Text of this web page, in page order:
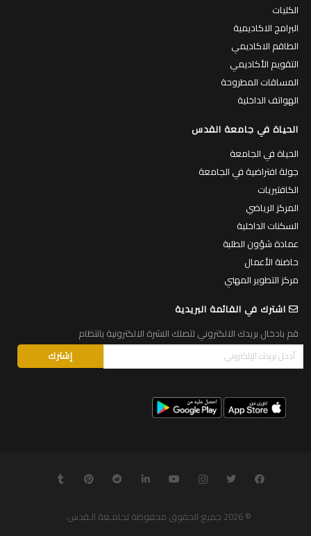
الكليات
البرامج الاكاديمية
الطاقم الاكاديمي
التقويم الأكاديمي
المساقات المطروحة
الهواتف الداخلية
الحياة في جامعة القدس
الحياة في الجامعة
جولة افتراضية في الجامعة
الكافتيريات
المركز الرياضي
السكنات الداخلية
عمادة شؤون الطلبة
حاضنة الأعمال
مركز التطوير المهني
اشترك في القائمة البريدية
قم بادخال بريدك الالكتروني لتصلك النشرة الالكترونية بانتظام
© 2026 جميع الحقوق محفوظة لجامـعة الـقدس.